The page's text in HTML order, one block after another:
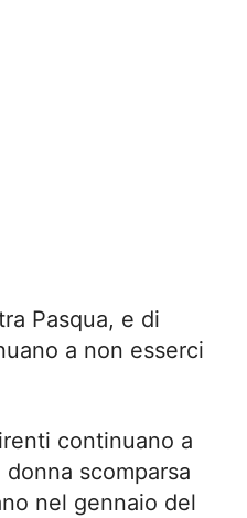
Pasqua, e di
a non esserci
continuano a
scomparsa
nel gennaio del